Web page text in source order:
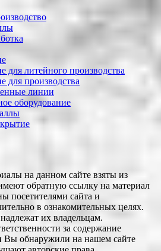
для литейного производства
для производства
линии
оборудование
на данном сайте взяты из
обратную ссылку на материал
посетителями сайта и
в ознакомительных целях.
их владельцам.
за содержание
Вы обнаружили на нашем сайте